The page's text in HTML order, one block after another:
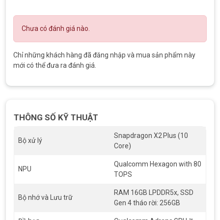
Hiệu suất CPU vượt trội
GPU mạnh hơn
Hoạt động mát mẻ và yên tĩnh
Adobe Lightroom
Zoom
Chỉnh sửa ảnh
AI tích hợp với NPU chuyên dụng
Một trong những điểm nổi bật nhất của Surface Pro là bộ xử lý
Chưa có đánh giá nào.
Chỉ những khách hàng đã đăng nhập và mua sản phẩm này
mới có thể đưa ra đánh giá.
THÔNG SỐ KỸ THUẬT
Bộ xử lý
Snapdragon X2 Plus (10
Core)
NPU
Qualcomm Hexagon with 80
TOPS
Bộ nhớ và Lưu trữ
RAM 16GB LPDDR5x, SSD
Gen 4 tháo rời: 256GB